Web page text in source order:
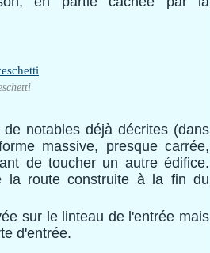
notables déjà décrites (dans
massive, presque carrée,
de toucher un autre édifice.
la route construite à la fin du
sur le linteau de l'entrée mais
d'entrée.